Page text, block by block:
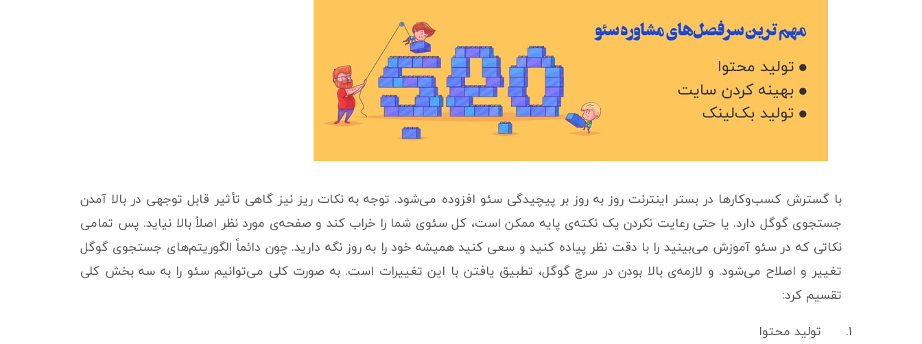
با گسترش کسب‌وکارها در بستر اینترنت روز به روز بر پیچیدگی سئو افزوده می‌شود. توجه به نکات ریز نیز گاهی تأثیر قابل توجهی در بالا آمدن
جستجوی گوگل دارد. یا حتی رعایت نکردن یک نکته‌ی پایه ممکن است، کل سئوی شما را خراب کند و صفحه‌ی مورد نظر اصلاً بالا نیاید. پس تمامی
نکاتی که در سئو آموزش می‌بینید را با دقت نظر پیاده کنید و سعی کنید همیشه خود را به روز نگه دارید. چون دائماً الگوریتم‌های جستجوی گوگل
تغییر و اصلاح می‌شود. و لازمه‌ی بالا بودن در سرچ گوگل، تطبیق یافتن با این تغییرات است. به صورت کلی می‌توانیم سئو را به سه بخش کلی
تقسیم کرد:
تولید محتوا